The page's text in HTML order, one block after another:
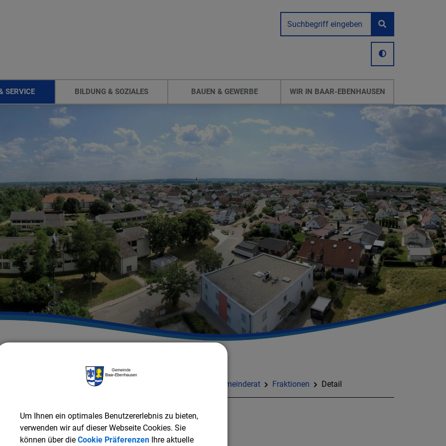
SERVICE BILDUNG & SOZIALES BAUEN & GEWERBE WIR IN BAAR-EBENHAUSEN
Gemeinde Baar-Ebenhausen Gemeinderat Fraktionen Detail
Um Ihnen ein optimales Benutzererlebnis zu bieten,
verwenden wir auf dieser Webseite Cookies. Sie
können über die Cookie PräferenzenIhre aktuelle